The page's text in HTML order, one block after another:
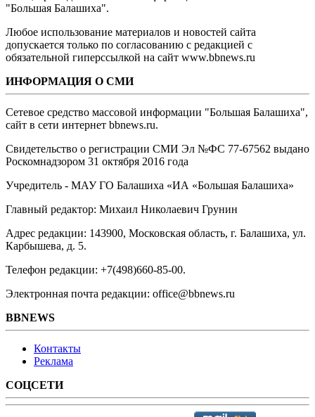
"Большая Балашиха".
Любое использование материалов и новостей сайта
допускается только по согласованию с редакцией с
обязательной гиперссылкой на сайт www.bbnews.ru
ИНФОРМАЦИЯ О СМИ
Сетевое средство массовой информации "Большая Балашиха",
сайт в сети интернет bbnews.ru.
Свидетельство о регистрации СМИ Эл №ФС ‎77-67562 выдано
Роскомнадзором 31 октября 2016 года
Учредитель - МАУ ГО Балашиха «ИА «Большая Балашиха»
Главный редактор: Михаил Николаевич Грунин
Адрес редакции: 143900, Московская область, г. Балашиха, ул.
Карбышева, д. 5.
Телефон редакции: +7(498)660-85-00.
Электронная почта редакции: office@bbnews.ru
BBNEWS
Контакты
Реклама
СОЦСЕТИ